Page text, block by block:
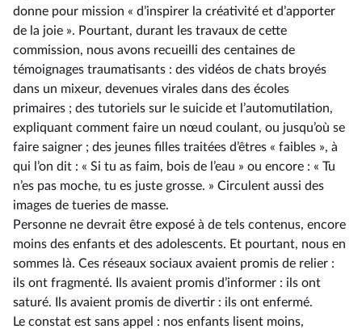
donne pour mission « d’inspirer la créativité et d’apporter
de la joie ». Pourtant, durant les travaux de cette
commission, nous avons recueilli des centaines de
témoignages traumatisants : des vidéos de chats broyés
dans un mixeur, devenues virales dans des écoles
primaires ; des tutoriels sur le suicide et l’automutilation,
expliquant comment faire un nœud coulant, ou jusqu’où se
faire saigner ; des jeunes filles traitées d’êtres « faibles », à
qui l’on dit : « Si tu as faim, bois de l’eau » ou encore : « Tu
n’es pas moche, tu es juste grosse. » Circulent aussi des
images de tueries de masse.
Personne ne devrait être exposé à de tels contenus, encore
moins des enfants et des adolescents. Et pourtant, nous en
sommes là. Ces réseaux sociaux avaient promis de relier :
ils ont fragmenté. Ils avaient promis d’informer : ils ont
saturé. Ils avaient promis de divertir : ils ont enfermé.
Le constat est sans appel : nos enfants lisent moins,